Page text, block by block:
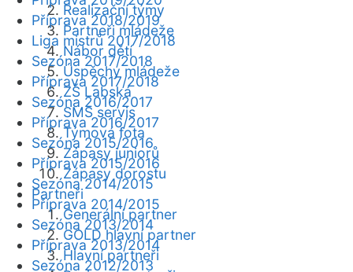
Realizační týmy
Partneři mládeže
Nábor dětí
Úspěchy mládeže
ZŠ Labská
SMS servis
Týmová fota
Zápasy juniorů
Zápasy dorostu
Partneři
Generální partner
GOLD hlavní partner
Hlavní partneři
Příprava 2018/2019
Liga mistrů 2017/2018
Sezóna 2017/2018
Příprava 2017/2018
Sezóna 2016/2017
Příprava 2016/2017
Sezóna 2015/2016
Příprava 2015/2016
Sezóna 2014/2015
Příprava 2014/2015
Sezóna 2013/2014
Příprava 2013/2014
Sezóna 2012/2013